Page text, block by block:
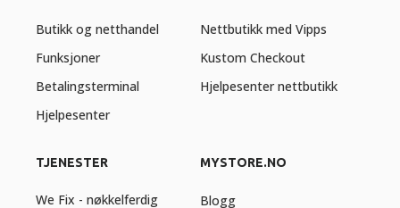
Butikk og netthandel
Funksjoner
Betalingsterminal
Hjelpesenter
Nettbutikk med Vipps
Kustom Checkout
Hjelpesenter nettbutikk
TJENESTER
We Fix - nøkkelferdig
MYSTORE.NO
Blogg